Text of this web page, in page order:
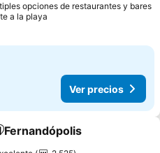
opciones de restaurantes y bares
a la playa
Ver precios
a favoritos
Fernandópolis